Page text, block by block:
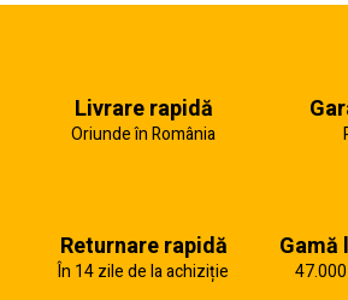
Livrare rapidă
Oriunde în România
Returnare rapidă
În 14 zile de la achiziție
Gamă